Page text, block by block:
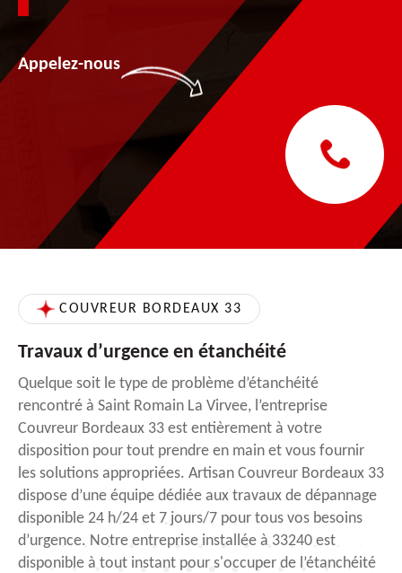
Appelez-nous
COUVREUR BORDEAUX 33
Travaux d’urgence en étanchéité
Quelque soit le type de problème d’étanchéité
rencontré à Saint Romain La Virvee, l’entreprise
Couvreur Bordeaux 33 est entièrement à votre
disposition pour tout prendre en main et vous fournir
les solutions appropriées. Artisan Couvreur Bordeaux 33
dispose d’une équipe dédiée aux travaux de dépannage
disponible 24 h/24 et 7 jours/7 pour tous vos besoins
d’urgence. Notre entreprise installée à 33240 est
disponible à tout instant pour s'occuper de l’étanchéité